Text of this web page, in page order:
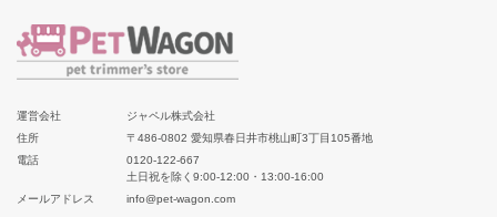
運営会社
ジャペル株式会社
住所
〒486-0802 愛知県春日井市桃山町3丁目105番地
電話
0120-122-667
土日祝を除く9:00-12:00・13:00-16:00
メールアドレス
info@pet-wagon.com